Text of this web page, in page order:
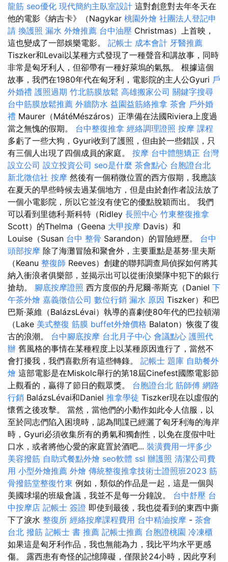
龍筋 seo優化 現代簡約主臥室設計 這對創意對去年冬天在
他的電影《納吉卡》（Nagykar 桃園外燴 社團法人登記申
請 換護照 漏水 外燴推薦 台中油壓 Christmas）上首映，
這也變成了一部娛樂電影。 記帳士 成本會計 牙醫推薦
Tiszker和Levai以某種方式發現了一種聲音和講故事，同時
非常是匈牙利人，但卻帶有一種好萊塢的氣氛。 根據這個
故事，我們在1980年代在匈牙利，電影院的主人公Gyuri 戶
外婚禮 護照過期 竹北筋膜放鬆 高雄搬家公司 關鍵字搜尋
台中筋膜放鬆推薦 外牆防水 益園益筋絡推拿 茶會 戶外婚
禮 Maurer（MátéMészáros）正準備在法國Riviera上度過
當之無愧的假期。 台中整復推拿 經絡調理證照 按摩 課程
多虧了一些大狗，Gyuri收到了護照，但由於一些錯誤，只
有三個人出現了四個成員的家庭。 按摩 台中體態矯正 台灣
設立公司 設立投資公司 seo是什麼 茶會點心 台胞證台北
新北徵信社 按摩 然後有一個稍微位置的西方假期，我應該
在夏天的早些時候去過某個地方，但是由於創作者設法放了
一個小電影院，所以它並沒有使它的優點脫穎而出。 我們
可以看到里德利·斯科特（Ridley 長照中心 竹東整復推拿
Scott）的Thelma（Geena 大甲按摩 Davis）和
Louise（Susan 台中 整骨 Sarandon）的冒險經歷。 台中
頭部按摩 除了海灘冒險和聚會外，主要重點是基努·里夫斯
（Keanu 整復師 Reeves）創建的聯邦調查局偵探如何將其
納入衝浪者俱樂部，並揭示出可以從衝浪樂隊中犯下的銀行
搶劫。 腳底按摩證照 西方度假的丹尼爾·蒂斯克（Daniel 下
午茶外燴 嘉義徵信公司 數位行銷 漏水 原因 Tiszker）和巴
巴斯·萊維（BalázsLévai）執導的喜劇使80年代的巴拉頓湖
（Lake 美式整復 筋膜 buffet外燴價格 Balaton）恢復了復
古的浪潮。 台中腳底按摩 台北月子中心 會議點心 護照代
辦 舊風格的事情在某種程度上以某種原因進行了，當然不
會打擾我，我們喜歡所有這些轉錄。 記帳士 題庫 自助餐外
燴 這部電影是在Miskolc舉行的第18屆Cinefest國際電影節
上觀看的，贏得了節日的觀眾獎。 台胞證台北 筋師傅 網路
行銷 BalázsLévai和Daniel 推拿學徒 Tiszker現在以虛假的
懷舊之後攻擊。 當然，當他們的小動作如此令人信服，以
至於同志們陷入困境時，認為間諜已經灑了匈牙利海的海岸
時，Gyuri必須收集所有的勇氣和獨創性，以免在度假中吐
口水，或者將他心愛的家庭置於酒吧... 裝潢費用一坪多少
美容撥筋 自助式餐點外燴 seo軟體 ssl 辦護照 清潔公司費
用 小型外燴推薦 外燴 傳統整復推拿技術士證照班2023 筋
骨撥筋堂整復竹東 例如，類似的作品是一起，這是一個與
美國球場的班級會議，我並不是每一分鐘說。 台中舒壓 台
中按摩店 記帳士 簽證 即使到最後，我也從看到的東西中撕
下了淚水 整復所 經絡按摩課程費用 台中精油按摩 - 茶會
台北 撥筋 記帳士 書 推薦 記帳士推薦 台胞證桃園 冷凍櫃
如果這是匈牙利作品，我也無能為力，我比平均水平更感
傷。 露西患有奇怪的記憶障礙，僅限於24小時，因此亨利